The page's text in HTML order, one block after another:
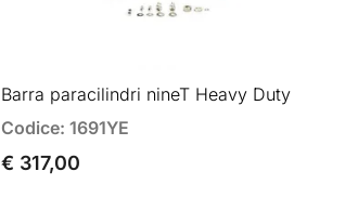
Barra paracilindri nineT Heavy Duty
Codice: 1691YE
€ 317,00